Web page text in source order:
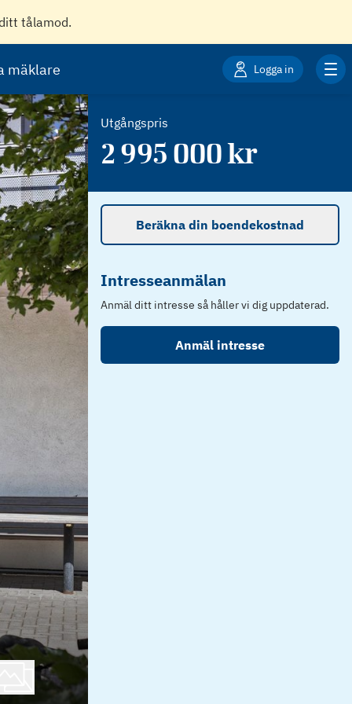
tålamod.
mäklare Logga in
Utgångspris
2 995 000kr
Beräkna din boendekostnad
Intresseanmälan
Anmäl ditt intresse så håller vi dig uppdaterad.
Anmäl intresse